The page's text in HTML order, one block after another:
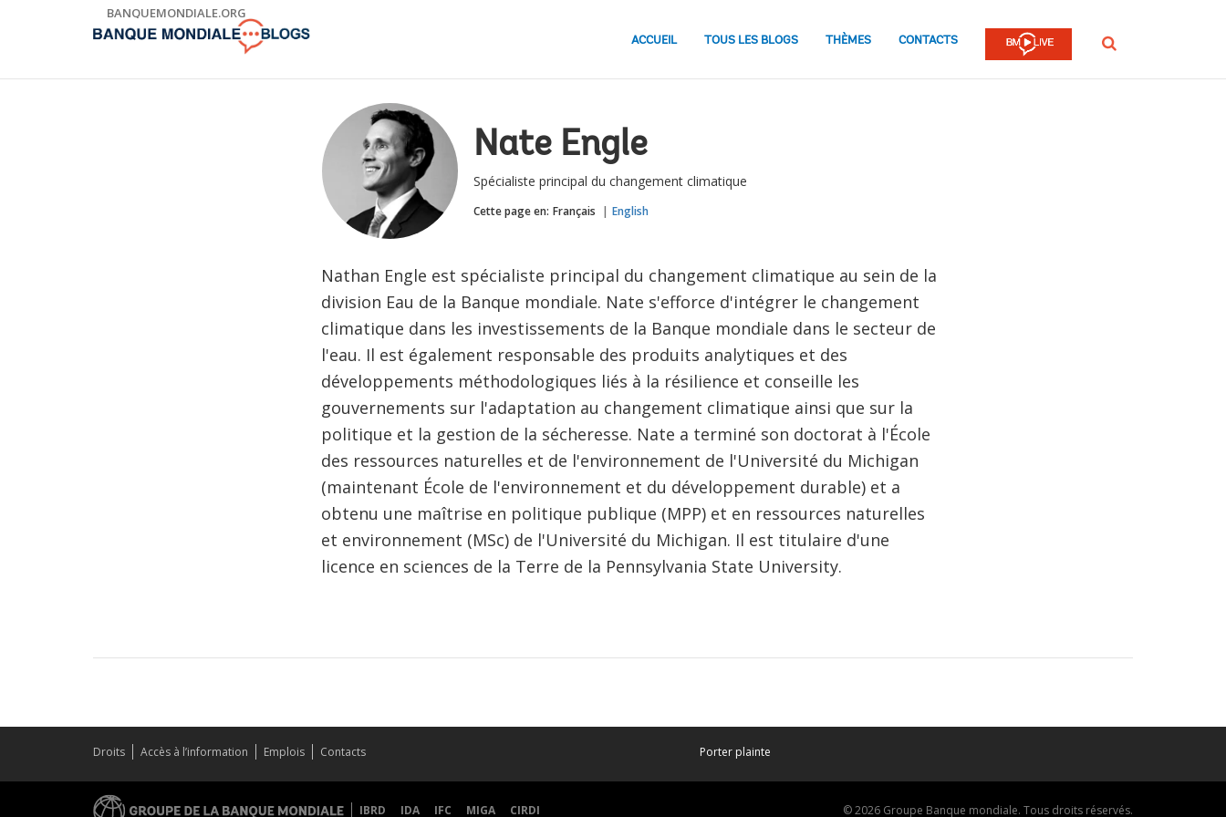
BANQUEMONDIALE.ORG
ACCUEIL TOUS LES BLOGS THÈMES CONTACTS Rechercher
Nate Engle
Spécialiste principal du changement climatique
Cette page en: Français English
Nathan Engle est spécialiste principal du changement climatique au sein de la
division Eau de la Banque mondiale. Nate s'efforce d'intégrer le changement
climatique dans les investissements de la Banque mondiale dans le secteur de
l'eau. Il est également responsable des produits analytiques et des
développements méthodologiques liés à la résilience et conseille les
gouvernements sur l'adaptation au changement climatique ainsi que sur la
politique et la gestion de la sécheresse. Nate a terminé son doctorat à l'École
des ressources naturelles et de l'environnement de l'Université du Michigan
(maintenant École de l'environnement et du développement durable) et a
obtenu une maîtrise en politique publique (MPP) et en ressources naturelles
et environnement (MSc) de l'Université du Michigan. Il est titulaire d'une
licence en sciences de la Terre de la Pennsylvania State University.
Droits Accès à l’information Emplois Contacts Porter plainte
IBRD IDA IFC MIGA CIRDI © 2026 Groupe Banque mondiale. Tous droits réservés.